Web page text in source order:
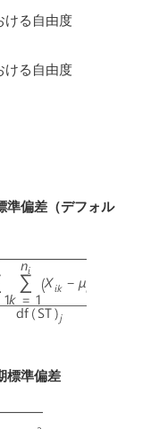
ける自由度
ける自由度
準偏差（デフォル
標準偏差